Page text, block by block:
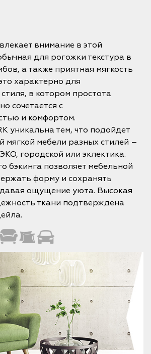
внимание в этой
для рогожки текстура в
а также приятная мягкость
характерно для
в котором простота
сочетается с
и комфортом.
уникальна тем, что подойдет
мягкой мебели разных стилей –
городской или эклектика.
бэкинга позволяет мебельной
форму и сохранять
ощущение уюта. Высокая
ткани подтверждена